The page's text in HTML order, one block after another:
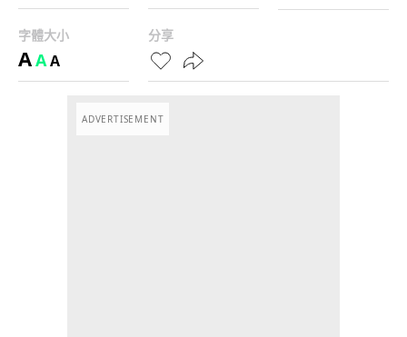
字體大小
AAA
分享
ADVERTISEMENT